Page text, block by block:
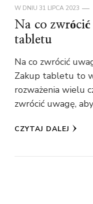
W DNIU 31 LIPCA 2023
Na co zwrócić
tabletu
Na co zwrócić
Zakup tabletu to
rozważenia wielu
zwrócić uwagę,
CZYTAJ DALEJ